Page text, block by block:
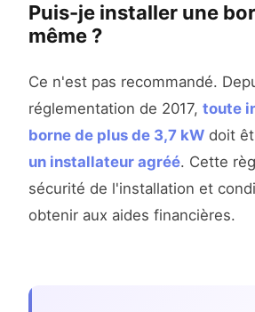
Puis-je installer une
même ?
Ce n'est pas recommandé.
réglementation de 2017, toute
borne de plus de 3,7 kW doit
un installateur agréé. Cette
sécurité de l'installation et
obtenir aux aides financières.